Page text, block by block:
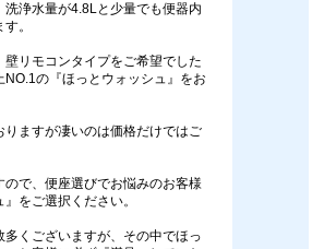
浄水量が4.8Lと少量でも便器内
。
リモコンタイプをご希望でした
の『ほっとウォッシュ』をお
りますが凄いのは価格だけではご
で、便座選びでお悩みのお客様
をご選択ください。
多くございますが、その中でほっ